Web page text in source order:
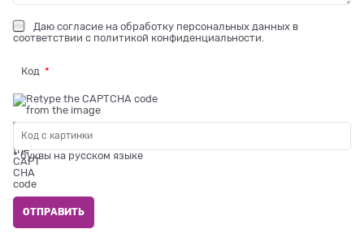
Даю согласие на обработку персональных данных в
соответствии с политикой конфиденциальности
Код
* буквы на русском языке